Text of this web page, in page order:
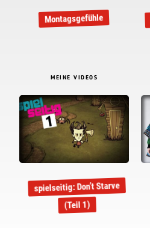
Montagsgefühle
MEINE VIDEOS
spielseitig: Don’t Starve
(Teil 1)